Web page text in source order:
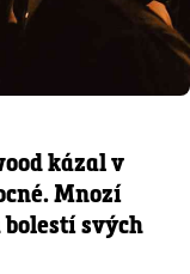
kázal v
Mnozí
svých